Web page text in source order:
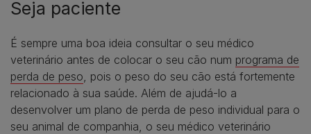
Seja paciente
É sempre uma boa ideia consultar o seu médico
veterinário antes de colocar o seu cão num programa de
perda de peso , pois o peso do seu cão está fortemente
relacionado à sua saúde. Além de ajudá-lo a
desenvolver um plano de perda de peso individual para o
seu animal de companhia, o seu médico veterinário